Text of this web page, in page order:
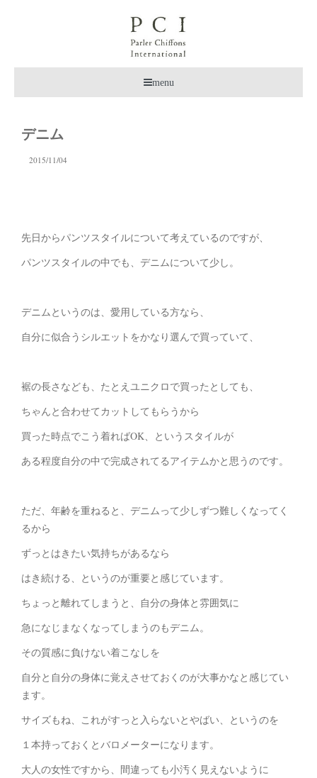
menu
デニム
2015/11/04
先日からパンツスタイルについて考えているのですが、
パンツスタイルの中でも、デニムについて少し。
デニムというのは、愛用している方なら、
自分に似合うシルエットをかなり選んで買っていて、
裾の長さなども、たとえユニクロで買ったとしても、
ちゃんと合わせてカットしてもらうから
買った時点でこう着ればOK、というスタイルが
ある程度自分の中で完成されてるアイテムかと思うのです。
ただ、年齢を重ねると、デニムって少しずつ難しくなってく
るから
ずっとはきたい気持ちがあるなら
はき続ける、というのが重要と感じています。
ちょっと離れてしまうと、自分の身体と雰囲気に
急になじまなくなってしまうのもデニム。
その質感に負けない着こなしを
自分と自分の身体に覚えさせておくのが大事かなと感じてい
ます。
サイズもね、これがすっと入らないとやばい、というのを
１本持っておくとバロメーターになります。
大人の女性ですから、間違っても小汚く見えないように